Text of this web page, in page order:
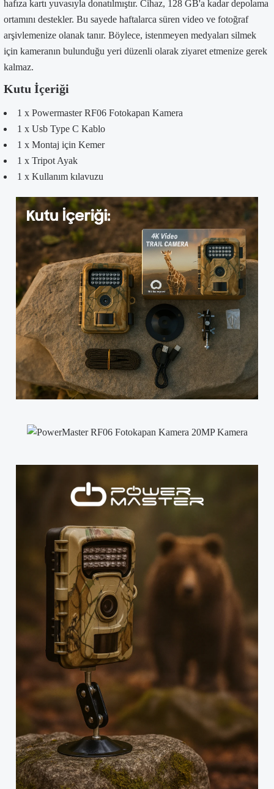
hafıza kartı yuvasıyla donatılmıştır. Cihaz, 128 GB'a kadar depolama
ortamını destekler. Bu sayede haftalarca süren video ve fotoğraf
arşivlemenize olanak tanır. Böylece, istenmeyen medyaları silmek
için kameranın bulunduğu yeri düzenli olarak ziyaret etmenize gerek
kalmaz.
Kutu İçeriği
1 x Powermaster RF06 Fotokapan Kamera
1 x Usb Type C Kablo
1 x Montaj için Kemer
1 x Tripot Ayak
1 x Kullanım kılavuzu